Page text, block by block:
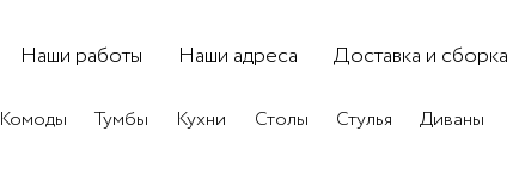
Наши работы Наши адреса Доставка и сборка
Комоды Тумбы Кухни Столы Стулья Диваны